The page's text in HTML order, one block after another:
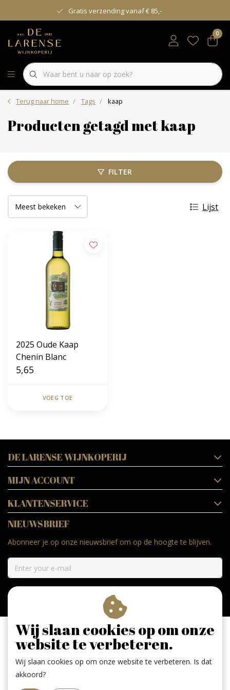
Gratis verzending vanaf € 85,-
0
Terug naar home Tags kaap
Producten getagd met kaap
FILTER
Lijst
2025 Oude Kaap
Chenin Blanc
5,65
VOEG TOE
DE LARENSE WIJNKOPERIJ
MIJN ACCOUNT
KLANTENSERVICE
NIEUWSBRIEF
Abonneer je op onze nieuwsbrief om op de hoogte te blijven.
Geniet, maar drink met mate. Geen 18 geen alcohol
Wij slaan cookies op om onze
website te verbeteren.
Wij slaan cookies op om onze website te verbeteren. Is dat
akkoord?